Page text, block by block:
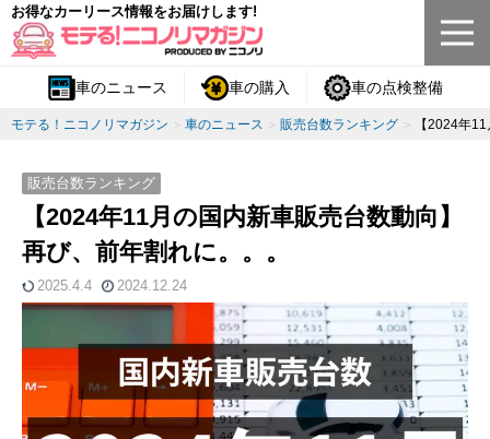
お得なカーリース情報をお届けします!
車のニュース 車の購入 車の点検整備
モテる！ニコノリマガジン 車のニュース 販売台数ランキング 【2024年
販売台数ランキング
【2024年11月の国内新車販売台数動向】
再び、前年割れに。。。
2025.4.4 2024.12.24